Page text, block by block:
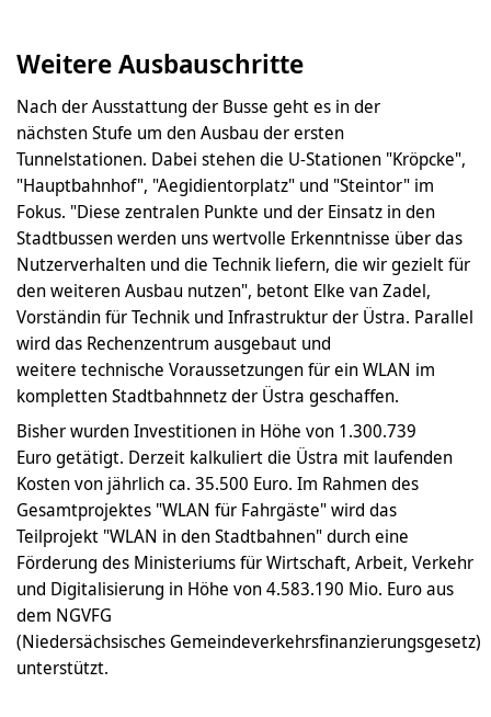
Weitere Ausbauschritte
Nach der Ausstattung der Busse geht es in der
nächsten Stufe um den Ausbau der ersten
Tunnelstationen. Dabei stehen die U-Stationen "Kröpcke",
"Hauptbahnhof", "Aegidientorplatz" und "Steintor" im
Fokus. "Diese zentralen Punkte und der Einsatz in den
Stadtbussen werden uns wertvolle Erkenntnisse über das
Nutzerverhalten und die Technik liefern, die wir gezielt für
den weiteren Ausbau nutzen", betont Elke van Zadel,
Vorständin für Technik und Infrastruktur der Üstra. Parallel
wird das Rechenzentrum ausgebaut und
weitere technische Voraussetzungen für ein WLAN im
kompletten Stadtbahnnetz der Üstra geschaffen.
Bisher wurden Investitionen in Höhe von 1.300.739
Euro getätigt. Derzeit kalkuliert die Üstra mit laufenden
Kosten von jährlich ca. 35.500 Euro. Im Rahmen des
Gesamtprojektes "WLAN für Fahrgäste" wird das
Teilprojekt "WLAN in den Stadtbahnen" durch eine
Förderung des Ministeriums für Wirtschaft, Arbeit, Verkehr
und Digitalisierung in Höhe von 4.583.190 Mio. Euro aus
dem NGVFG
(Niedersächsisches Gemeindeverkehrsfinanzierungsgesetz)
unterstützt.